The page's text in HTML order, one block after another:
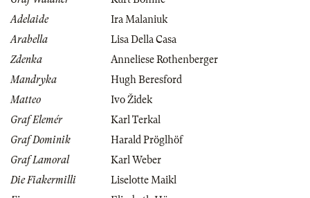
Adelaide
Ira Malaniuk
Arabella
Lisa Della Casa
Zdenka
Anneliese Rothenberger
Mandryka
Hugh Beresford
Matteo
Ivo Židek
Graf Elemér
Karl Terkal
Graf Dominik
Harald Pröglhöf
Graf Lamoral
Karl Weber
Die Fiakermilli
Liselotte Maikl